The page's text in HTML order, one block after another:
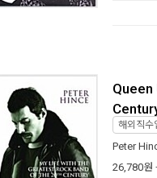
해외직수
Peter
26,780